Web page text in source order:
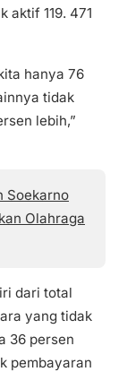
aktif 119. 471
hanya 76
tidak
lebih,”
Soekarno
Olahraga
dari total
yang tidak
36 persen
pembayaran